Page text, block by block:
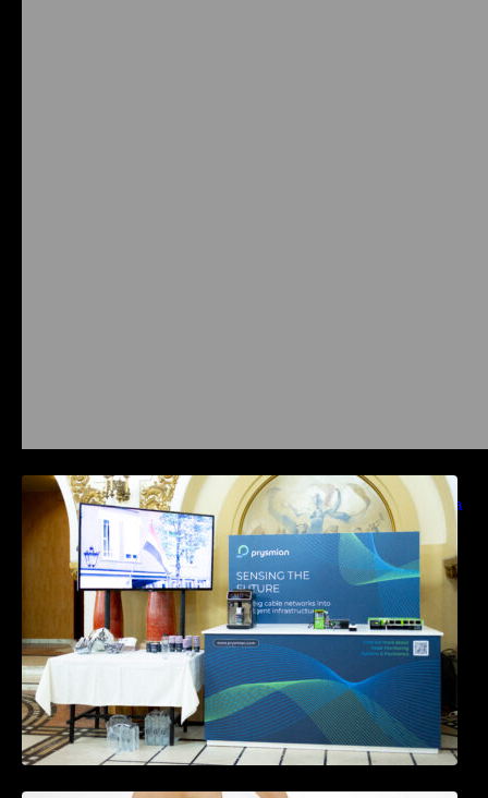
Prysmian aduce la COMM26 tehnologii de
sensing si Digital Energy pentru monitorizarea
in timp real a infrastrucrutilor critice